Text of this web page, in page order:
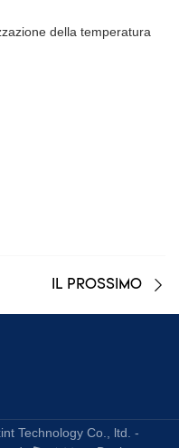
della temperatura
IL PROSSIMO
Technology Co., ltd. -